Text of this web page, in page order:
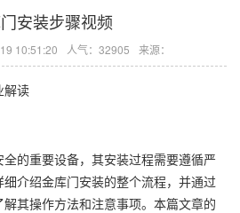
安装步骤视频
10:51:20 人气：32905 来源：
解读
的重要设备，其安装过程需要遵循严
介绍金库门安装的整个流程，并通过
其操作方法和注意事项。本篇文章的